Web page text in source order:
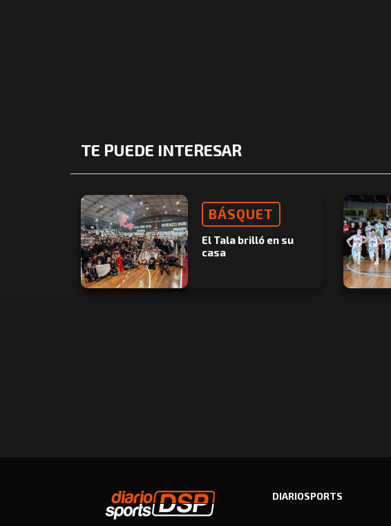
TE PUEDE INTERESAR
BÁSQUET
El Tala brilló en su
casa
DIARIOSPORTS